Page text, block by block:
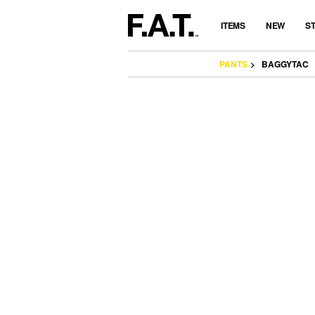
ITEMS NEW
PANTS BAGGYTAC